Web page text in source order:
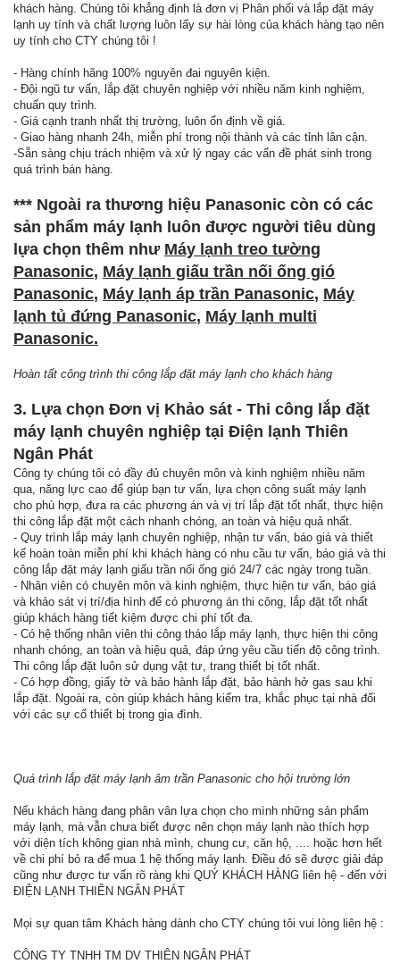
khách hàng. Chúng tôi khẳng định là đơn vị Phân phối và lắp đặt máy
lạnh uy tính và chất lượng luôn lấy sự hài lòng của khách hàng tạo nên
uy tính cho CTY chúng tôi !
- Hàng chính hãng 100% nguyên đai nguyên kiện.
- Đội ngũ tư vấn, lắp đặt chuyên nghiệp với nhiều năm kinh nghiệm,
chuẩn quy trình.
- Giá cạnh tranh nhất thị trường, luôn ổn định về giá.
- Giao hàng nhanh 24h, miễn phí trong nội thành và các tỉnh lân cận.
-Sẵn sàng chịu trách nhiệm và xử lý ngay các vấn đề phát sinh trong
quá trình bán hàng.
*** Ngoài ra thương hiệu Panasonic còn có các
sản phẩm máy lạnh luôn được người tiêu dùng
lựa chọn thêm như Máy lạnh treo tường
Panasonic, Máy lạnh giấu trần nối ống gió
Panasonic, Máy lạnh áp trần Panasonic, Máy
lạnh tủ đứng Panasonic, Máy lạnh multi
Panasonic.
Hoàn tất công trình thi công lắp đặt máy lạnh cho khách hàng
3. Lựa chọn Đơn vị Khảo sát - Thi công lắp đặt
máy lạnh chuyên nghiệp tại Điện lạnh Thiên
Ngân Phát
Công ty chúng tôi có đầy đủ chuyên môn và kinh nghiệm nhiều năm
qua, năng lực cao để giúp bạn tư vấn, lựa chọn công suất máy lạnh
cho phù hợp, đưa ra các phương án và vị trí lắp đặt tốt nhất, thực hiện
thi công lắp đặt một cách nhanh chóng, an toàn và hiệu quả nhất.
- Quy trình lắp máy lạnh chuyên nghiệp, nhận tư vấn, báo giá và thiết
kế hoàn toàn miễn phí khi khách hàng có nhu cầu tư vấn, báo giá và thi
công lắp đặt máy lạnh giấu trần nối ống gió 24/7 các ngày trong tuần.
- Nhân viên có chuyên môn và kinh nghiệm, thực hiện tư vấn, báo giá
và khảo sát vị trí/địa hình để có phương án thi công, lắp đặt tốt nhất
giúp khách hàng tiết kiệm được chi phí tốt đa.
- Có hệ thống nhân viên thi công tháo lắp máy lạnh, thực hiện thi công
nhanh chóng, an toàn và hiệu quả, đáp ứng yêu cầu tiến độ công trình.
Thi công lắp đặt luôn sử dụng vật tư, trang thiết bị tốt nhất.
- Có hợp đồng, giấy tờ và bảo hành lắp đặt, bảo hành hở gas sau khi
lắp đặt. Ngoài ra, còn giúp khách hàng kiểm tra, khắc phục tại nhà đối
với các sự cố thiết bị trong gia đình.
Quá trình lắp đặt máy lạnh âm trần Panasonic cho hội trường lớn
Nếu khách hàng đang phân vân lựa chọn cho mình những sản phẩm
máy lạnh, mà vẫn chưa biết được nên chọn máy lạnh nào thích hợp
với diện tích không gian nhà mình, chung cư, căn hộ, .... hoặc hơn hết
về chi phí bỏ ra để mua 1 hệ thống máy lạnh. Điều đó sẽ được giải đáp
cũng như được tư vấn rõ ràng khi QUÝ KHÁCH HÀNG liên hệ - đến với
ĐIỆN LẠNH THIÊN NGÂN PHÁT
Mọi sự quan tâm Khách hàng dành cho CTY chúng tôi vui lòng liên hệ :
CÔNG TY TNHH TM DV THIÊN NGÂN PHÁT